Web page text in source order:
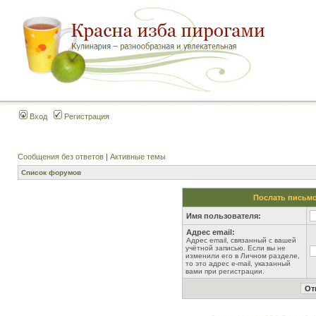
Вход Регистрация
Сообщения без ответов | Активные темы
Список форумов
Послать
Имя пользователя:
Адрес email:
Адрес email, связанный с вашей
учётной записью. Если вы не
изменили его в Личном разделе,
то это адрес e-mail, указанный
вами при регистрации.